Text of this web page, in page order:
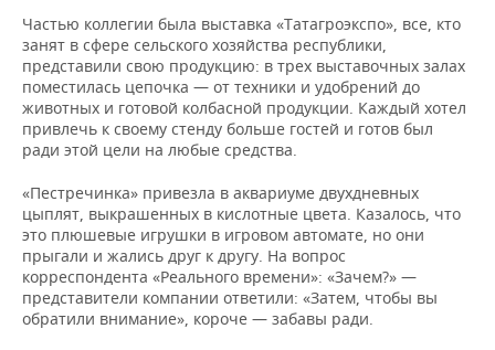
ФИГУРНОЕ КАТАНИЕ
ВОДНЫЕ ВИДЫ СПОРТА
ХОККЕЙ С МЯЧОМ
ОБРАЗОВАНИЕ
ПРОИСШЕСТВИЯ
Частью коллегии была выставка «Татагроэкспо», все, кто
занят в сфере сельского хозяйства республики,
представили свою продукцию: в трех выставочных залах
поместилась цепочка — от техники и удобрений до
животных и готовой колбасной продукции. Каждый хотел
привлечь к своему стенду больше гостей и готов был
ради этой цели на любые средства.
«Пестречинка» привезла в аквариуме двухдневных
цыплят, выкрашенных в кислотные цвета. Казалось, что
это плюшевые игрушки в игровом автомате, но они
прыгали и жались друг к другу. На вопрос
корреспондента «Реального времени»: «Зачем?» —
представители компании ответили: «Затем, чтобы вы
обратили внимание», короче — забавы ради.